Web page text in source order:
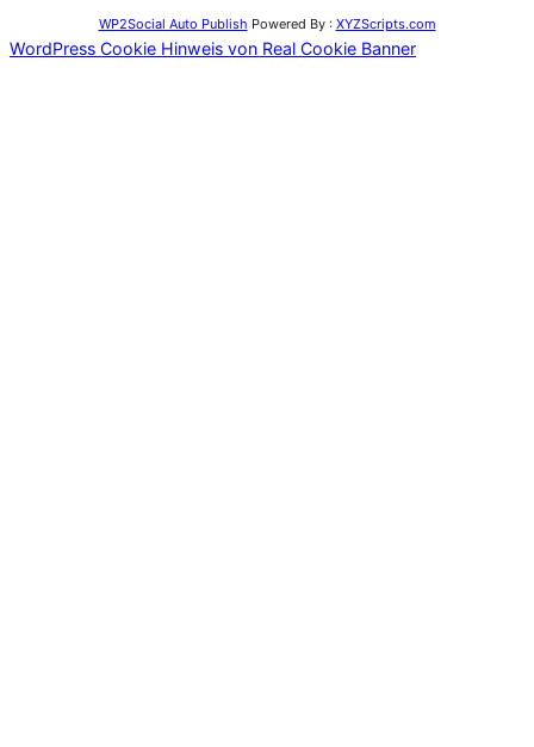
WP2Social Auto Publish Powered By : XYZScripts.com
WordPress Cookie Hinweis von Real Cookie Banner